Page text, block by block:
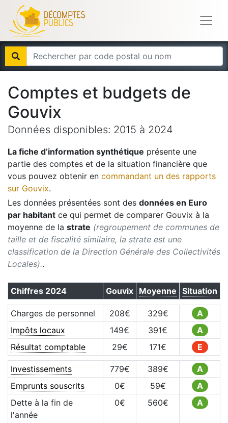
Comptes et budgets de
Gouvix
Données disponibles: 2015 à 2024
La fiche d’information synthétique présente une
partie des comptes et de la situation financière que
vous pouvez obtenir en commandant un des rapports
sur Gouvix.
Les données présentées sont des données en Euro
par habitant ce qui permet de comparer Gouvix à la
moyenne de la strate (regroupement de communes de
taille et de fiscalité similaire, la strate est une
classification de la Direction Générale des Collectivités
Locales)..
Chiffres 2024 Gouvix Moyenne Situation
Charges de personnel 208€ 329€
A
Impôts locaux
149€ 391€
A
Résultat comptable
29€ 171€ E
Investissements 779€ 389€
A
Emprunts souscrits
0€ 59€
A
Dette à la fin de
l'année
0€ 560€ A